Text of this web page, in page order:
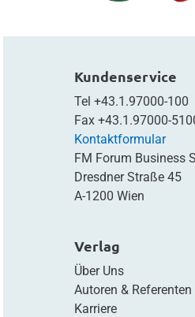
Kundenservice
Tel +43.1.97000-100
Fax +43.1.97000-
Kontaktformular
FM Forum Business
Dresdner Straße 45
A-1200 Wien
Verlag
Über Uns
Autoren & Referenten
Karriere